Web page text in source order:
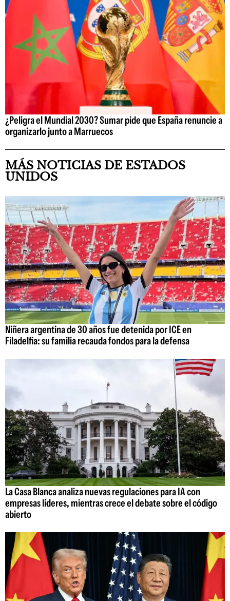
¿Peligra el Mundial 2030? Sumar pide que España renuncie a
organizarlo junto a Marruecos
MÁS NOTICIAS DE ESTADOS
UNIDOS
Niñera argentina de 30 años fue detenida por ICE en
Filadelfia: su familia recauda fondos para la defensa
La Casa Blanca analiza nuevas regulaciones para IA con
empresas líderes, mientras crece el debate sobre el código
abierto